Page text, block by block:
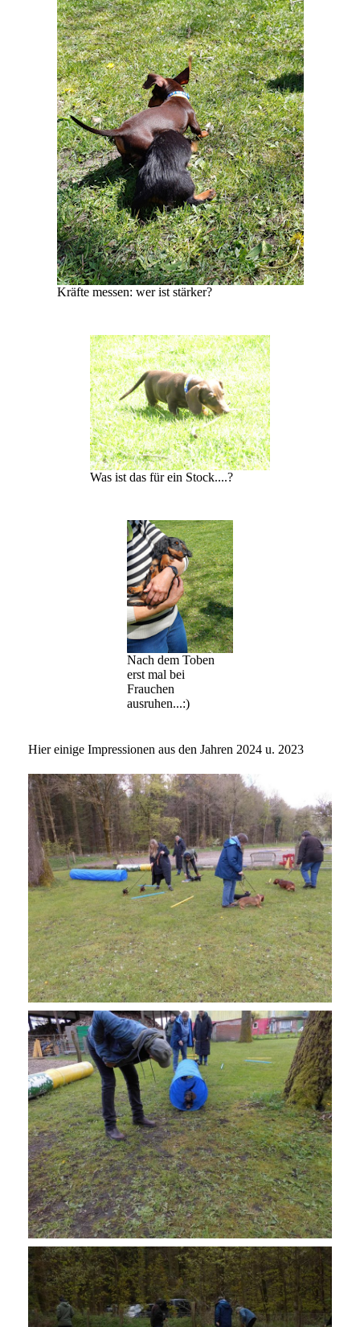
Kräfte messen: wer ist stärker?
Was ist das für ein Stock....?
Nach dem Toben
erst mal bei
Frauchen
ausruhen...:)
Hier einige Impressionen aus den Jahren 2024 u. 2023